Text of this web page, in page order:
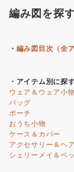
編み図を探
・ 編み図目次（全
・アイテム別に探
ウェア＆ウェア小物
バッグ
ポーチ
おうち小物
ケース＆カバー
アクセサリー＆ヘ
シェリーメイ＆ペ